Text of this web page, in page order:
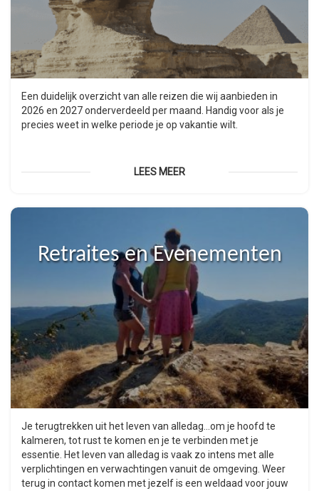
Een duidelijk overzicht van alle reizen die wij aanbieden in
2026 en 2027 onderverdeeld per maand. Handig voor als je
precies weet in welke periode je op vakantie wilt.
LEES MEER
Retraites en Evenementen
Je terugtrekken uit het leven van alledag...om je hoofd te
kalmeren, tot rust te komen en je te verbinden met je
essentie. Het leven van alledag is vaak zo intens met alle
verplichtingen en verwachtingen vanuit de omgeving. Weer
terug in contact komen met jezelf is een weldaad voor jouw